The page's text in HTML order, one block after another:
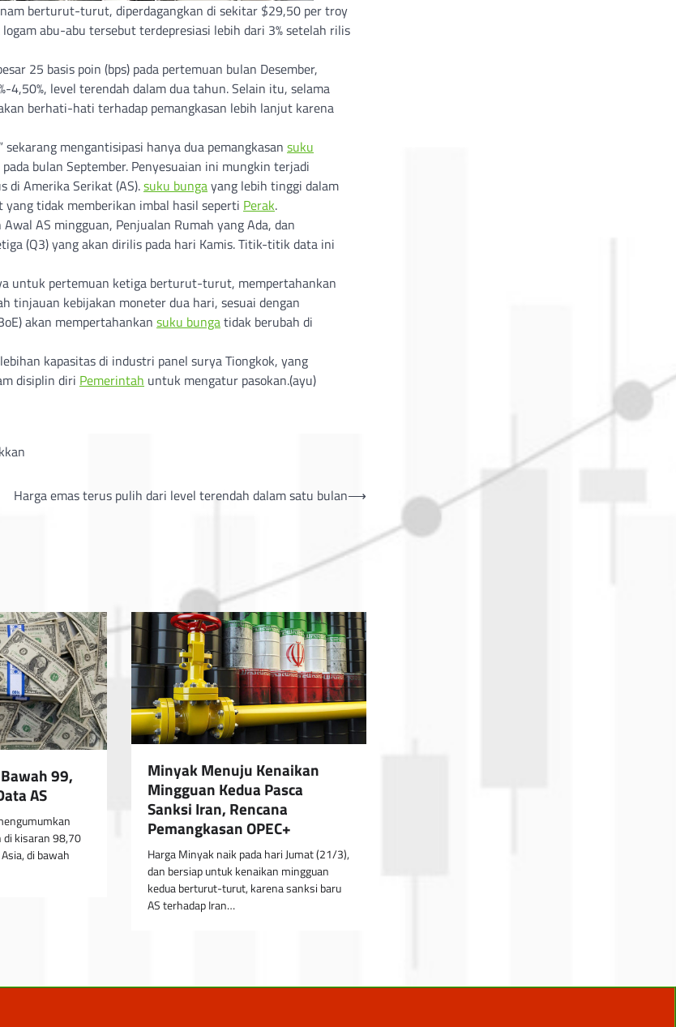
berturut-turut, diperdagangkan di sekitar $29,50 per troy
abu-abu tersebut terdepresiasi lebih dari 3% setelah rilis
25 basis poin (bps) pada pertemuan bulan Desember,
4,50%, level terendah dalam dua tahun. Selain itu, selama
berhati-hati terhadap pemangkasan lebih lanjut karena
mengantisipasi hanya dua pemangkasan suku
bulan September. Penyesuaian ini mungkin terjadi
di Amerika Serikat (AS).suku bungayang lebih tinggi dalam
tidak memberikan imbal hasil seperti Perak.
AS mingguan, Penjualan Rumah yang Ada, dan
(Q3) yang akan dirilis pada hari Kamis. Titik-titik data ini
untuk pertemuan ketiga berturut-turut, mempertahankan
tinjauan kebijakan moneter dua hari, sesuai dengan
akan mempertahankan suku bungatidak berubah di
kapasitas di industri panel surya Tiongkok, yang
disiplin diri Pemerintah untuk mengatur pasokan.(ayu)
Harga emas terus pulih dari level terendah dalam satu bulan⟶
99,
AS
di kisaran 98,70
di bawah
Minyak Menuju Kenaikan
Mingguan Kedua Pasca
Sanksi Iran, Rencana
Pemangkasan OPEC+
Harga Minyak naik pada hari Jumat (21/3),
dan bersiap untuk kenaikan mingguan
kedua berturut-turut, karena sanksi baru
AS terhadap Iran…